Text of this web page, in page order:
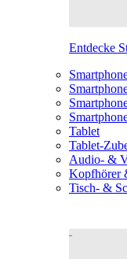
Entdecke
Tablet
Tablet-
Audio- &
Kopfhörer
Tisch- &